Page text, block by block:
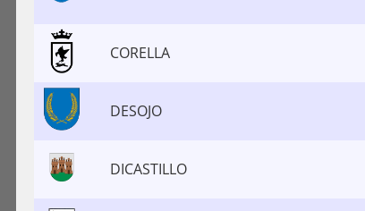
CORELLA
DESOJO
DICASTILLO